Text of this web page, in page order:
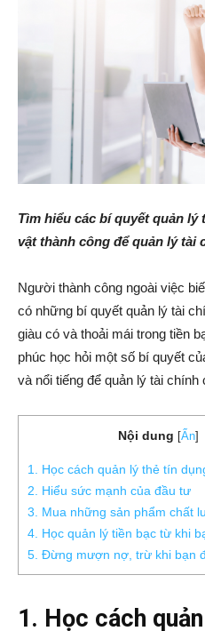
Tìm hiểu các bí quyết quản
vật thành công để quản lý tài
Người thành công ngoài việc
có những bí quyết quản lý tài
giàu có và thoải mái trong tiền
phúc học hỏi một số bí quyết
và nổi tiếng để quản lý tài chính
Nội dung [Ẩn]
1. Học cách quản lý thẻ tín
2. Hiểu sức mạnh của đầu tư
3. Mua những sản phẩm chất
4. Học quản lý tiền bạc từ khi
5. Đừng mượn nợ, trừ khi bạn
1. Học cách